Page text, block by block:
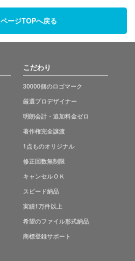
ページTOPへ戻る
こだわり
30000個のロゴマーク
厳選プロデザイナー
明朗会計・追加料金ゼロ
著作権完全譲渡
1点ものオリジナル
修正回数無制限
キャンセルＯＫ
スピード納品
実績1万件以上
希望のファイル形式納品
商標登録サポート